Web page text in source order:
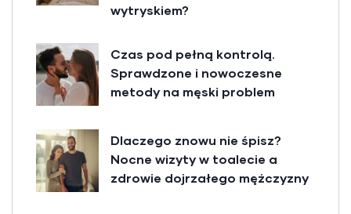
wytryskiem?
Czas pod pełną kontrolą.
Sprawdzone i nowoczesne
metody na męski problem
Dlaczego znowu nie śpisz?
Nocne wizyty w toalecie a
zdrowie dojrzałego mężczyzny